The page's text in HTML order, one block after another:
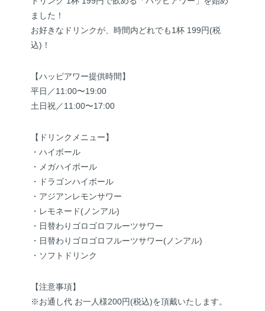
ました！
お好きなドリンクが、時間内どれでも1杯 199円(税
込)！
【ハッピアワー提供時間】
平日／11:00〜19:00
土日祝／11:00〜17:00
【ドリンクメニュー】
・ハイボール
・メガハイボール
・ドラゴンハイボール
・アジアンレモンサワー
・レモネード(ノンアル)
・日替わりゴロゴロフルーツサワー
・日替わりゴロゴロフルーツサワー(ノンアル)
・ソフトドリンク
【注意事項】
※お通し代 お一人様200円(税込)を頂戴いたします。